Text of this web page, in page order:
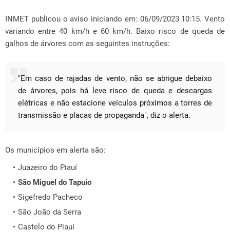
INMET publicou o aviso iniciando em: 06/09/2023 10:15. Vento
variando entre 40 km/h e 60 km/h. Baixo risco de queda de
galhos de árvores com as seguintes instruções:
"Em caso de rajadas de vento, não se abrigue debaixo
de árvores, pois há leve risco de queda e descargas
elétricas e não estacione veículos próximos a torres de
transmissão e placas de propaganda", diz o alerta.
Os municípios em alerta são:
Juazeiro do Piauí
São Miguel do Tapuio
Sigefredo Pacheco
São João da Serra
Castelo do Piauí